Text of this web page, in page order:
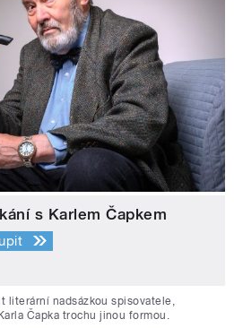
s Karlem Čapkem
literární nadsázkou spisovatele,
Čapka trochu jinou formou.